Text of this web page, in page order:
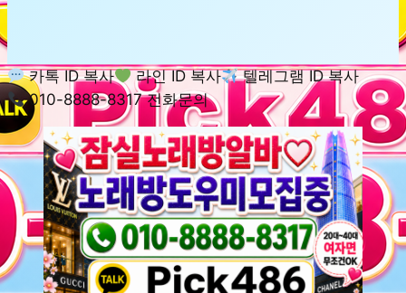
카톡 ID 복사 라인 ID 복사
텔레그램 ID 복사
010-8888-8317 전화문의